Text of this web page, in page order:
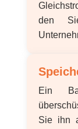
den
Ein
Sie ihn